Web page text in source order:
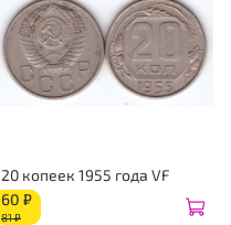
20 копеек 1955 года VF
60 ₽
81 ₽